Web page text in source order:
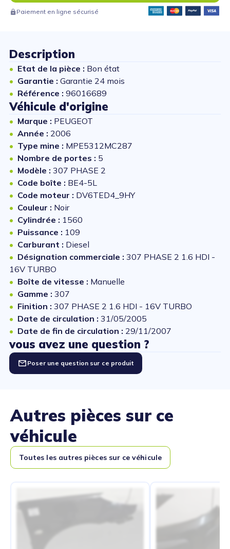
Paiement en ligne sécurisé
Description
Etat de la pièce : Bon état
Garantie : Garantie 24 mois
Référence : 96016689
Véhicule d'origine
Marque : PEUGEOT
Année : 2006
Type mine : MPE5312MC287
Nombre de portes : 5
Modèle : 307 PHASE 2
Code boîte : BE4-5L
Code moteur : DV6TED4_9HY
Couleur : Noir
Cylindrée : 1560
Puissance : 109
Carburant : Diesel
Désignation commerciale : 307 PHASE 2 1.6 HDI -
16V TURBO
Boîte de vitesse : Manuelle
Gamme : 307
Finition : 307 PHASE 2 1.6 HDI - 16V TURBO
Date de circulation : 31/05/2005
Date de fin de circulation : 29/11/2007
vous avez une question ?
Poser une question sur ce produit
Autres pièces sur ce
véhicule
Toutes les autres pièces sur ce véhicule